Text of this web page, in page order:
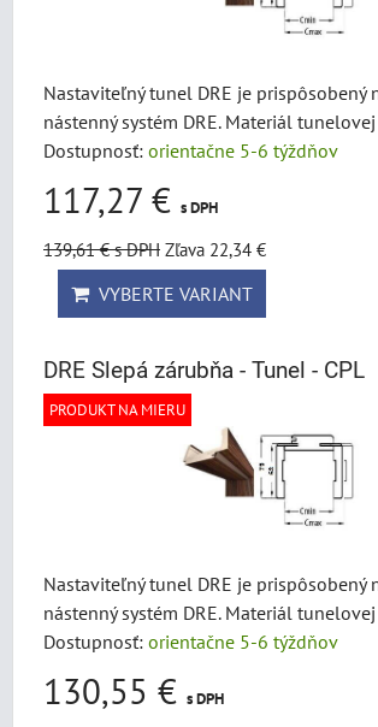
Nastaviteľný tunel DRE je prispôsobený
nástenný systém DRE. Materiál
Dostupnosť: orientačne 5-6 týždňov
117,27 € s DPH
139,61 €s DPH Zľava 22,34 €
VYBERTE VARIANT
DRE Slepá zárubňa - Tunel - CPL
PRODUKT NA MIERU
Nastaviteľný tunel DRE je prispôsobený
nástenný systém DRE. Materiál
Dostupnosť: orientačne 5-6 týždňov
130,55 € s DPH